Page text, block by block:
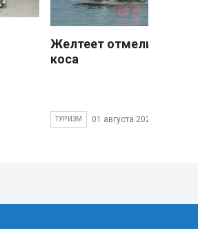
Желтеет отмели
коса
ТУРИЗМ 01 августа 2026